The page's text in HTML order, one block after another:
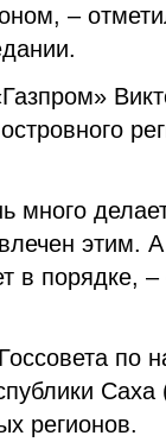
–
много
этим.
в порядке,
по
Саха
регионов.